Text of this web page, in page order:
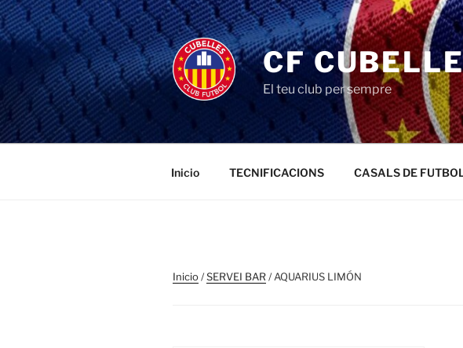
Saltar
al
contenido
CF
El teu club per sempre
Inicio TECNIFICACIONS CASALS DE
Inicio/SERVEI BAR/ AQUARIUS LIMÓN